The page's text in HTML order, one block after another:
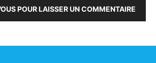
POUR LAISSER UN COMMENTAIRE